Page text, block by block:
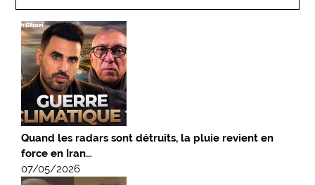
Quand les radars sont détruits, la pluie revient en
force en Iran…
07/05/2026